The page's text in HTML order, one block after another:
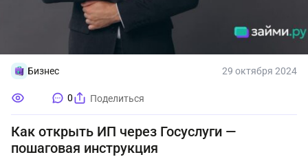
Бизнес 29 октября 2024
0 Поделиться
Как открыть ИП через Госуслуги —
пошаговая инструкция